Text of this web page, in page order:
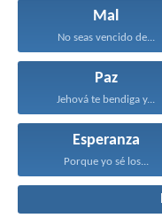
Mal
No seas vencido de...
Paz
Jehová te bendiga y...
Esperanza
Porque yo sé los...